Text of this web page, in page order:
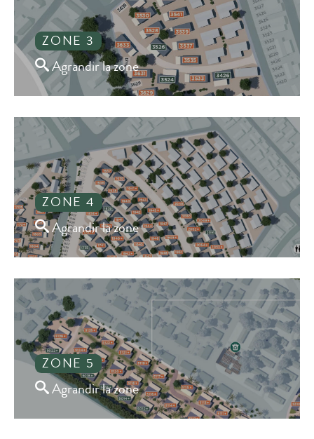
ZONE 3
Agrandir la zone
ZONE 4
Agrandir la zone
ZONE 5
Agrandir la zone